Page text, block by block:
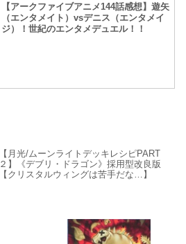
【アークファイブアニメ144話感想】遊矢
（エンタメイト）vsデニス（エンタメイ
ジ）！世紀のエンタメデュエル！！
【月光/ムーンライトデッキレシピPART
２】《デブリ・ドラゴン》採用型改良版
【クリスタルウィングは苦手だな…】